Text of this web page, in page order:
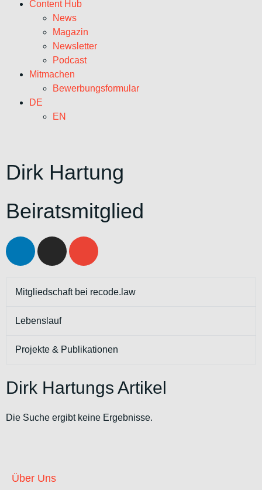
Content Hub
News
Magazin
Newsletter
Podcast
Mitmachen
Bewerbungsformular
DE
EN
Dirk Hartung
Beiratsmitglied
Mitgliedschaft bei recode.law
Lebenslauf
Projekte & Publikationen
Dirk Hartungs Artikel
Die Suche ergibt keine Ergebnisse.
Über Uns